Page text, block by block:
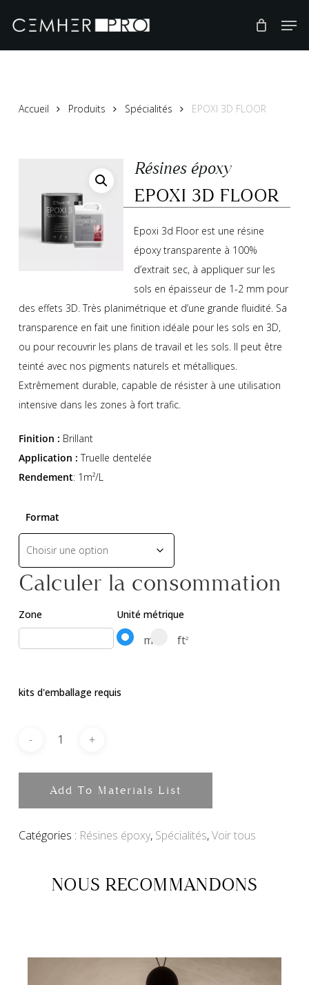
main
Accueil Produits Spécialités EPOXI 3D FLOOR
Résines époxy
EPOXI 3D FLOOR
Epoxi 3d Floor est une résine
époxy transparente à 100%
d’extrait sec, à appliquer sur les
sols en épaisseur de 1-2 mm pour
des effets 3D. Très planimétrique et d’une grande fluidité. Sa
transparence en fait une finition idéale pour les sols en 3D,
ou pour recouvrir les plans de travail et les sols. Il peut être
teinté avec nos pigments naturels et métalliques.
Extrêmement durable, capable de résister à une utilisation
intensive dans les zones à fort trafic.
Finition : Brillant
Application : Truelle dentelée
Rendement: 1m²/L
Format
Calculer la consommation
Zone Unité métrique
m ft2
kits d'emballage requis
Add To Materials List
Catégories : Résines époxy, Spécialités,Voir tous
NOUS RECOMMANDONS